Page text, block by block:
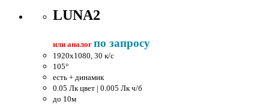
LUNA2
или аналог по запросу
1920x1080, 30 к/c
105°
есть + динамик
0.05 Лк цвет | 0.005 Лк ч/б
до 10м